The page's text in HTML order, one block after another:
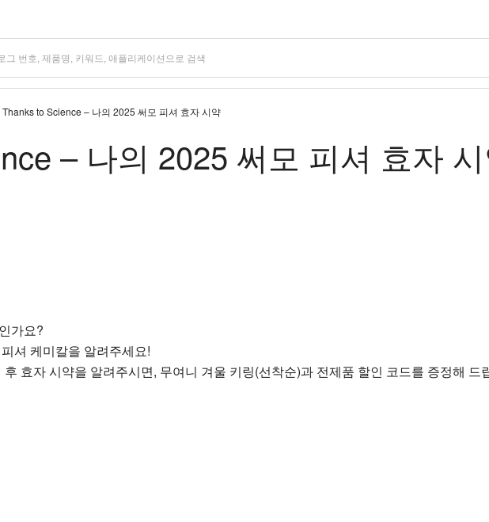
Thanks to Science – 나의 2025 써모 피셔 효자 시약
– 나의 2025 써모 피셔 효자
가요?
셔 케미칼을 알려주세요!
효자 시약을 알려주시면, 무여니 겨울 키링(선착순)과 전제품 할인 코드를 증정해 드